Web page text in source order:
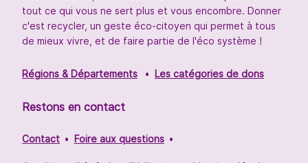
tout ce qui vous ne sert plus et vous encombre. Donner
c'est recycler, un geste éco-citoyen qui permet à tous
de mieux vivre, et de faire partie de l'éco système !
Régions & Départements Les catégories de dons
Restons en contact
Contact Foire aux questions